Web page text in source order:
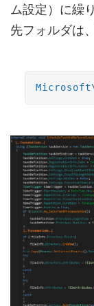
ム設定）に繰
先フォルダは